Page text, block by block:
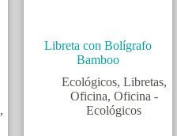
,
Libreta con Bolígrafo
Bamboo
Ecológicos, Libretas,
Oficina, Oficina -
Ecológicos